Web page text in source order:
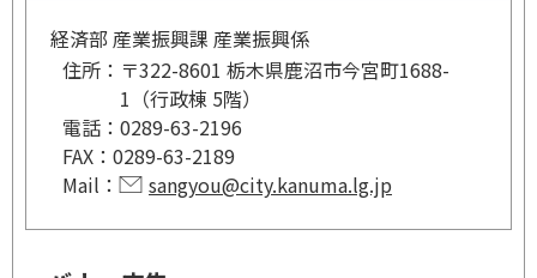
経済部 産業振興課 産業振興係
住所： 〒322-8601 栃木県鹿沼市今宮町1688-
1（行政棟 5階）
電話： 0289-63-2196
FAX： 0289-63-2189
Mail：
sangyou@city.kanuma.lg.jp